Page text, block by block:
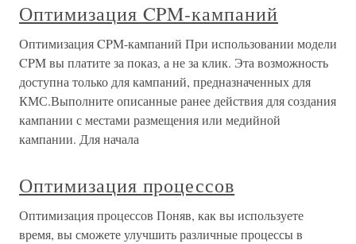
Оптимизация CPM-кампаний
Оптимизация CPM-кампаний При использовании модели
CPM вы платите за показ, а не за клик. Эта возможность
доступна только для кампаний, предназначенных для
КМС.Выполните описанные ранее действия для создания
кампании с местами размещения или медийной
кампании. Для начала
Оптимизация процессов
Оптимизация процессов Поняв, как вы используете
время, вы сможете улучшить различные процессы в